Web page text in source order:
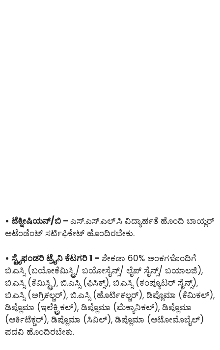
• ಟೆಕ್ನೀಷಿಯನ್/ಬಿ – ಎಸ್.ಎಸ್.ಎಲ್.ಸಿ ವಿದ್ಯಾರ್ಹತೆ ಹೊಂದಿ ಬಾಯ್ಲರ್
ಅಟೆಂಡೆಂಟ್ ಸರ್ಟಿಫಿಕೇಟ್ ಹೊಂದಿರಬೇಕು.
• ಸ್ಟೈಫಂಡರಿ ಟ್ರೈನಿ ಕೆಟಗರಿ 1 – ಶೇಕಡಾ 60% ಅಂಕಗಳೊಂದಿಗೆ
ಬಿ.ಎಸ್ಸಿ (ಬಯೋಕೆಮಿಸ್ಟ್ರಿ/ ಬಯೋಸೈನ್ಸ್/ ಲೈಪ್ ಸೈನ್ಸ್/ ಬಯಾಲಜಿ),
ಬಿ.ಎಸ್ಸಿ (ಕೆಮಿಸ್ಟ್ರಿ), ಬಿ.ಎಸ್ಸಿ (ಫಿಸಿಕ್ಸ್), ಬಿ.ಎಸ್ಸಿ (ಕಂಪ್ಯೂಟರ್ ಸೈನ್ಸ್),
ಬಿ.ಎಸ್ಸಿ (ಅಗ್ರಿಕಲ್ಚರ್), ಬಿ.ಎಸ್ಸಿ (ಹೊರ್ಟಿಕಲ್ಚರ್), ಡಿಪ್ಲೊಮಾ (ಕೆಮಿಕಲ್),
ಡಿಪ್ಲೊಮಾ (ಇಲೆಕ್ಟ್ರಿಕಲ್), ಡಿಪ್ಲೊಮಾ (ಮೆಕ್ಯಾನಿಕಲ್), ಡಿಪ್ಲೊಮಾ
(ಆರ್ಕಿಟೆಕ್ಚರ್), ಡಿಪ್ಲೊಮಾ (ಸಿವಿಲ್), ಡಿಪ್ಲೊಮಾ (ಆಟೋಮೊಬೈಲ್)
ಪದವಿ ಹೊಂದಿರಬೇಕು.